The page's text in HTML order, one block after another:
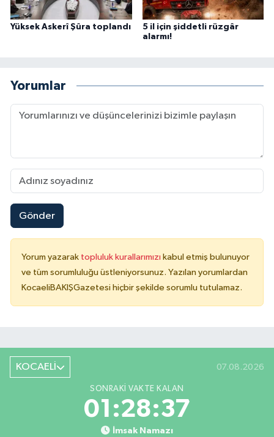
Yüksek Askerî Şûra toplandı
5 il için şiddetli rüzgâr
alarmı!
Yorumlar
Gönder
Yorum yazarak topluluk kurallarımızı kabul etmiş bulunuyor
ve tüm sorumluluğu üstleniyorsunuz. Yazılan yorumlardan
KocaeliBAKIŞGazetesi hiçbir şekilde sorumlu tutulamaz.
KOCAELİ 07.08.2026
SONRAKI VAKTE KALAN
01:28:36
İmsak Namazı